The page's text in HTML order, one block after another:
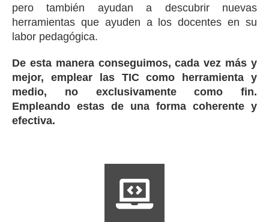
pero también ayudan a descubrir nuevas
herramientas que ayuden a los docentes en su
labor pedagógica.
De esta manera conseguimos, cada vez más y
mejor, emplear las TIC como herramienta y
medio, no exclusivamente como fin.
Empleando estas de una forma coherente y
efectiva.